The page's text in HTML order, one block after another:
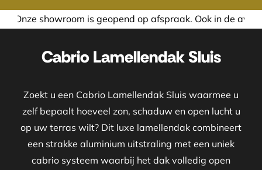
op afspraak. Ook in de avond of in het weekend
Cabrio Lamellendak Sluis
Zoekt u een Cabrio Lamellendak Sluis waarmee u
zelf bepaalt hoeveel zon, schaduw en open lucht u
op uw terras wilt? Dit luxe lamellendak combineert
een strakke aluminium uitstraling met een uniek
cabrio systeem waarbij het dak volledig open